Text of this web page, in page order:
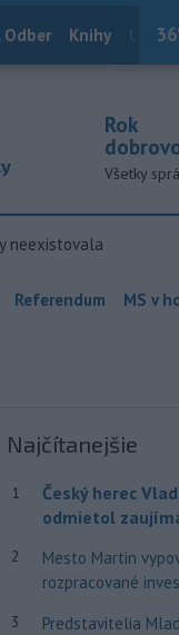
36
Odber Knihy
Rok
Všetky
neexistovala
Referendum MS v
Najčítanejšie
1
Český herec
odmietol
2
Mesto Martin
rozpracované
3
Predstavitelia